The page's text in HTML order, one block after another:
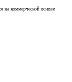
на коммерческой основе